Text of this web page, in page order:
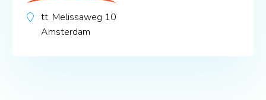
tt. Melissaweg 10
Amsterdam